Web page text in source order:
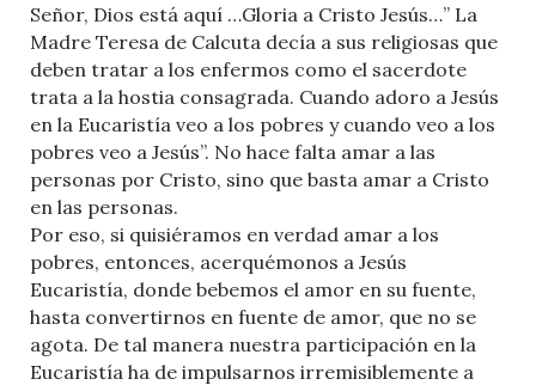
Señor, Dios está aquí …Gloria a Cristo Jesús…” La
Madre Teresa de Calcuta decía a sus religiosas que
deben tratar a los enfermos como el sacerdote
trata a la hostia consagrada. Cuando adoro a Jesús
en la Eucaristía veo a los pobres y cuando veo a los
pobres veo a Jesús”. No hace falta amar a las
personas por Cristo, sino que basta amar a Cristo
en las personas.
Por eso, si quisiéramos en verdad amar a los
pobres, entonces, acerquémonos a Jesús
Eucaristía, donde bebemos el amor en su fuente,
hasta convertirnos en fuente de amor, que no se
agota. De tal manera nuestra participación en la
Eucaristía ha de impulsarnos irremisiblemente a